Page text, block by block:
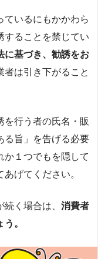
ているにもかかわら
することを禁じてい
に基づき、勧誘をお
者は引き下がること
を行う者の氏名・販
る旨」を告げる必要
か１つでもを隠して
げてください。
く場合は、 消費者
。